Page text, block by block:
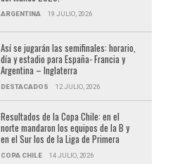
ARGENTINA 19 JULIO, 2026
Así se jugarán las semifinales: horario,
día y estadio para España- Francia y
Argentina – Inglaterra
DESTACADOS 12 JULIO, 2026
Resultados de la Copa Chile: en el
norte mandaron los equipos de la B y
en el Sur los de la Liga de Primera
COPA CHILE 14 JULIO, 2026